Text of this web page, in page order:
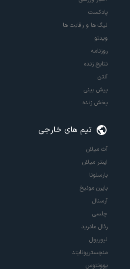
پادکست
لیگ ها و رقابت ها
ویدئو
روزنامه
نتایج زنده
آنتن
پیش بینی
پخش زنده
تیم های خارجی
آث میلان
اینتر میلان
بارسلونا
بایرن مونیخ
آرسنال
چلسی
رئال مادرید
لیورپول
منچستریونایتد
یوونتوس